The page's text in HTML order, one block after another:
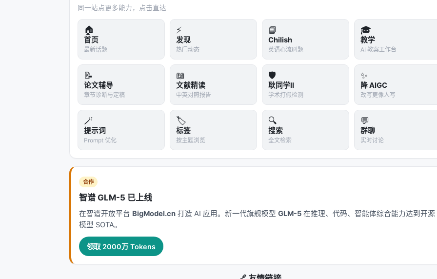
该条目适合归入本 Awesome List 对应章节，并与同主题 Survey、开源框架及工业案例交叉索引。读者
可沿「检索 → 排序 → 生成/代理 → 评测」链路定位互补文献。
相关条目交叉引用
A Systematic Framework for Enterprise Knowledge Retrieval: Leveraging …
Retrieval Augmented Generation and Understanding in Vision: A Survey a…
Synergizing RAG and Reasoning: A Systematic Review, Apr 2025, arxiv
AceSearcher: Bootstrapping Reasoning and Search for LLMs via Reinforce…
AgentX: Towards Agent-Driven Self-Iteration of Industrial Recommender …
Agentic Information Retrieval, Oct 2024, arxiv
参考文献
原文：Beyond Ten Turns: Unlocking Long-Horizon Agentic Search with Large-Scale
Asynchronous RL. arXiv / 出版源见链接。
---
深度分析附录
技术脉络定位
同一站点更多能力，点击直达
🏠
首页
最新话题
⚡
发现
热门动态
📘
Chilish
英语心流刷题
🎓
教学
AI 教案工作台
📝
论文辅导
章节诊断与定稿
📖
文献精读
中英对照报告
🛡️
耿同学II
学术打假检测
✨
降 AIGC
改写更像人写
🪄
提示词
Prompt 优化
🏷️
标签
按主题浏览
🔍
搜索
全文检索
💬
群聊
实时讨论
合作
智谱 GLM-5 已上线
在智谱开放平台 BigModel.cn 打造 AI 应用。新一代旗舰模型 GLM-5 在推理、代码、智能体综合能力达到开源
模型 SOTA。
领取 2000万 Tokens